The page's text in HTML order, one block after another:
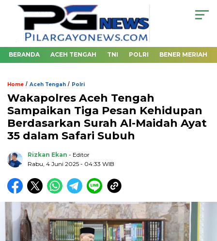
BERANDA ACEH TENGAH TNI POLRI BENER MERIAH
Home / Aceh Tengah / Polri
Wakapolres Aceh Tengah
Sampaikan Tiga Pesan Kehidupan
Berdasarkan Surah Al-Maidah Ayat
35 dalam Safari Subuh
Rizkan Ekan - Editor
Rabu, 4 Juni 2025 - 04:33 WIB